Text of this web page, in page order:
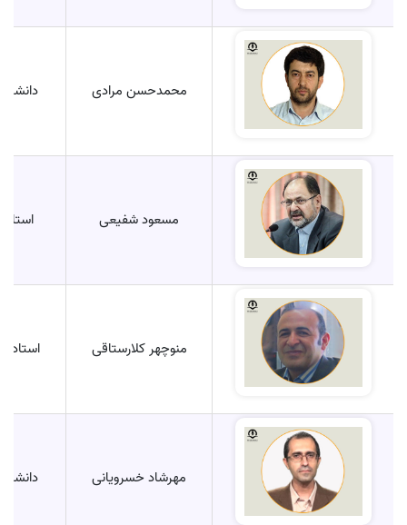
محمدحسن مرادی دانشیار
مسعود شفیعی استاد
منوچهر کلارستاقی
مهرشاد خسرویانی دانشیار